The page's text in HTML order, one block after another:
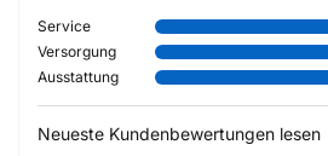
Service
Versorgung
Ausstattung
Neueste Kundenbewertungen lesen